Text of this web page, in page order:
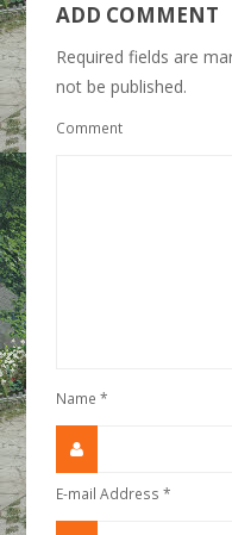
ADD COMMENT
Required fields are
not be published.
Comment
Name*
E-mail Address*